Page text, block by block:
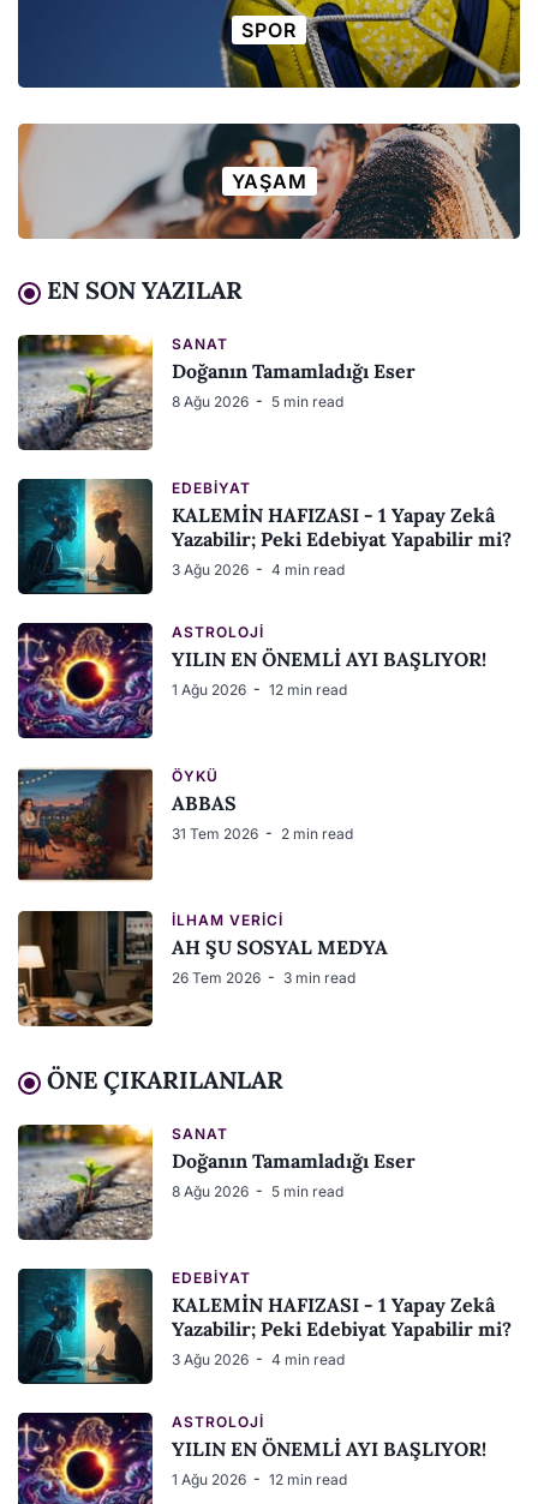
SPOR
YAŞAM
EN SON YAZILAR
SANAT
Doğanın Tamamladığı Eser
8 Ağu 2026 5 min read
EDEBIYAT
KALEMİN HAFIZASI - 1 Yapay Zekâ
Yazabilir; Peki Edebiyat Yapabilir mi?
3 Ağu 2026 4 min read
ASTROLOJI
YILIN EN ÖNEMLİ AYI BAŞLIYOR!
1 Ağu 2026 12 min read
ÖYKÜ
ABBAS
31 Tem 2026 2 min read
İLHAM VERICI
AH ŞU SOSYAL MEDYA
26 Tem 2026 3 min read
ÖNE ÇIKARILANLAR
SANAT
Doğanın Tamamladığı Eser
8 Ağu 2026 5 min read
EDEBIYAT
KALEMİN HAFIZASI - 1 Yapay Zekâ
Yazabilir; Peki Edebiyat Yapabilir mi?
3 Ağu 2026 4 min read
ASTROLOJI
YILIN EN ÖNEMLİ AYI BAŞLIYOR!
1 Ağu 2026 12 min read